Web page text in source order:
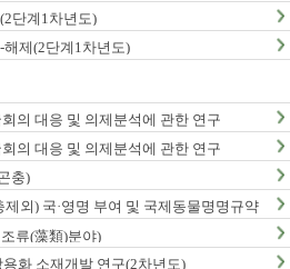
단계1차년도)
제(2단계1차년도)
의 대응 및 의제분석에 관한 연구
의 대응 및 의제분석에 관한 연구
충)
외) 국·영명 부여 및 국제동물명명규약
류(藻類)분야)
화 소재개발 연구(2차년도)